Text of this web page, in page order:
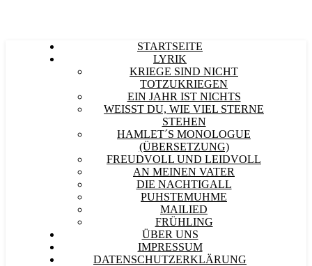
STARTSEITE
LYRIK
KRIEGE SIND NICHT
TOTZUKRIEGEN
EIN JAHR IST NICHTS
WEISST DU, WIE VIEL STERNE S
TEHEN
HAMLET´S MONOLOGUE
(ÜBERSETZUNG)
FREUDVOLL UND LEIDVOLL
AN MEINEN VATER
DIE NACHTIGALL
PUHSTEMUHME
MAILIED
FRÜHLING
ÜBER UNS
IMPRESSUM
DATENSCHUTZERKLÄRUNG